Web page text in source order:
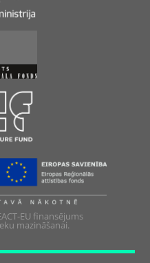
EU finansējums
mazināšanai.